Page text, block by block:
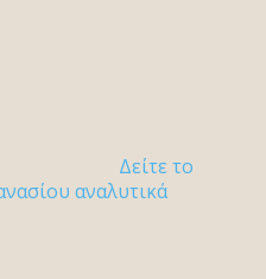
Δείτε το
αναλυτικά